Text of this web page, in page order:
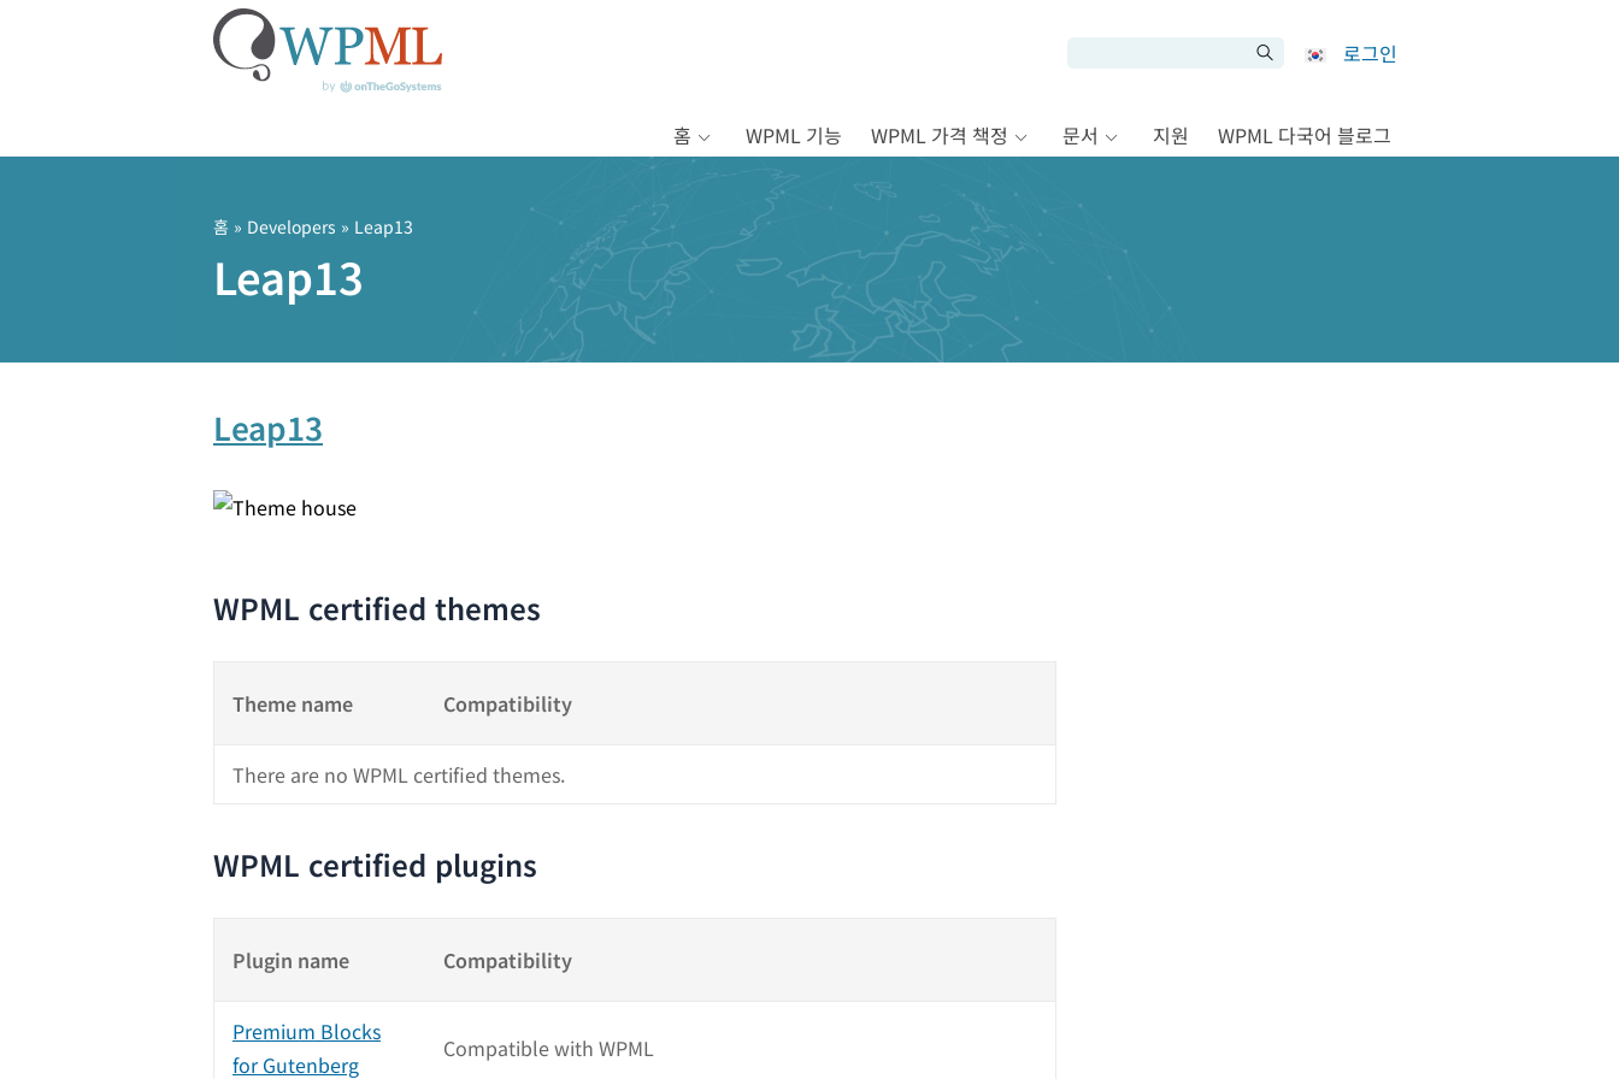
기
로그인
홈 WPML 기능 WPML 가격 책정 문서 지원 WPML 다국어 블로그
홈 » Developers » Leap13
Leap13
Leap13
WPML certified themes
Theme name Compatibility
There are no WPML certified themes.
WPML certified plugins
Plugin name Compatibility
Premium Blocks
for Gutenberg
Compatible with WPML